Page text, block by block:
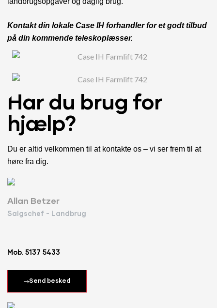
Kontakt din lokale Case IH forhandler for et godt tilbud
på din kommende teleskoplæsser.
Har du brug for
hjælp?
Du er altid velkommen til at kontakte os – vi ser frem til at
høre fra dig.
Allan Betzer
Salgschef - Landbrug
Mob. 5137 5433
Send besked